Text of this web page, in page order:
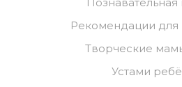
Рекомендации для
Творческие
Устами